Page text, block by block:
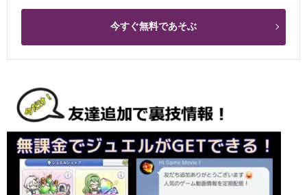
今すぐ無料であそぶ